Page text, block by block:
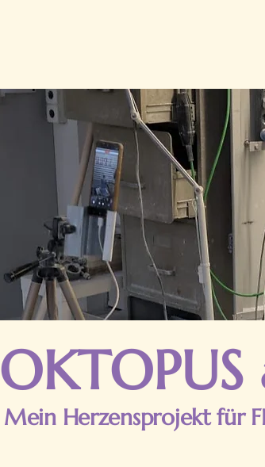
Mein Herzensprojekt für